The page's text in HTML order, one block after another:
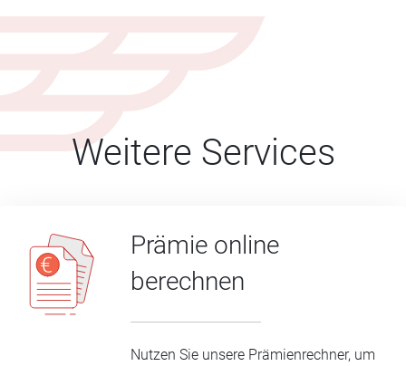
Weitere Services
Prämie online
berechnen
Nutzen Sie unsere Prämienrechner, um